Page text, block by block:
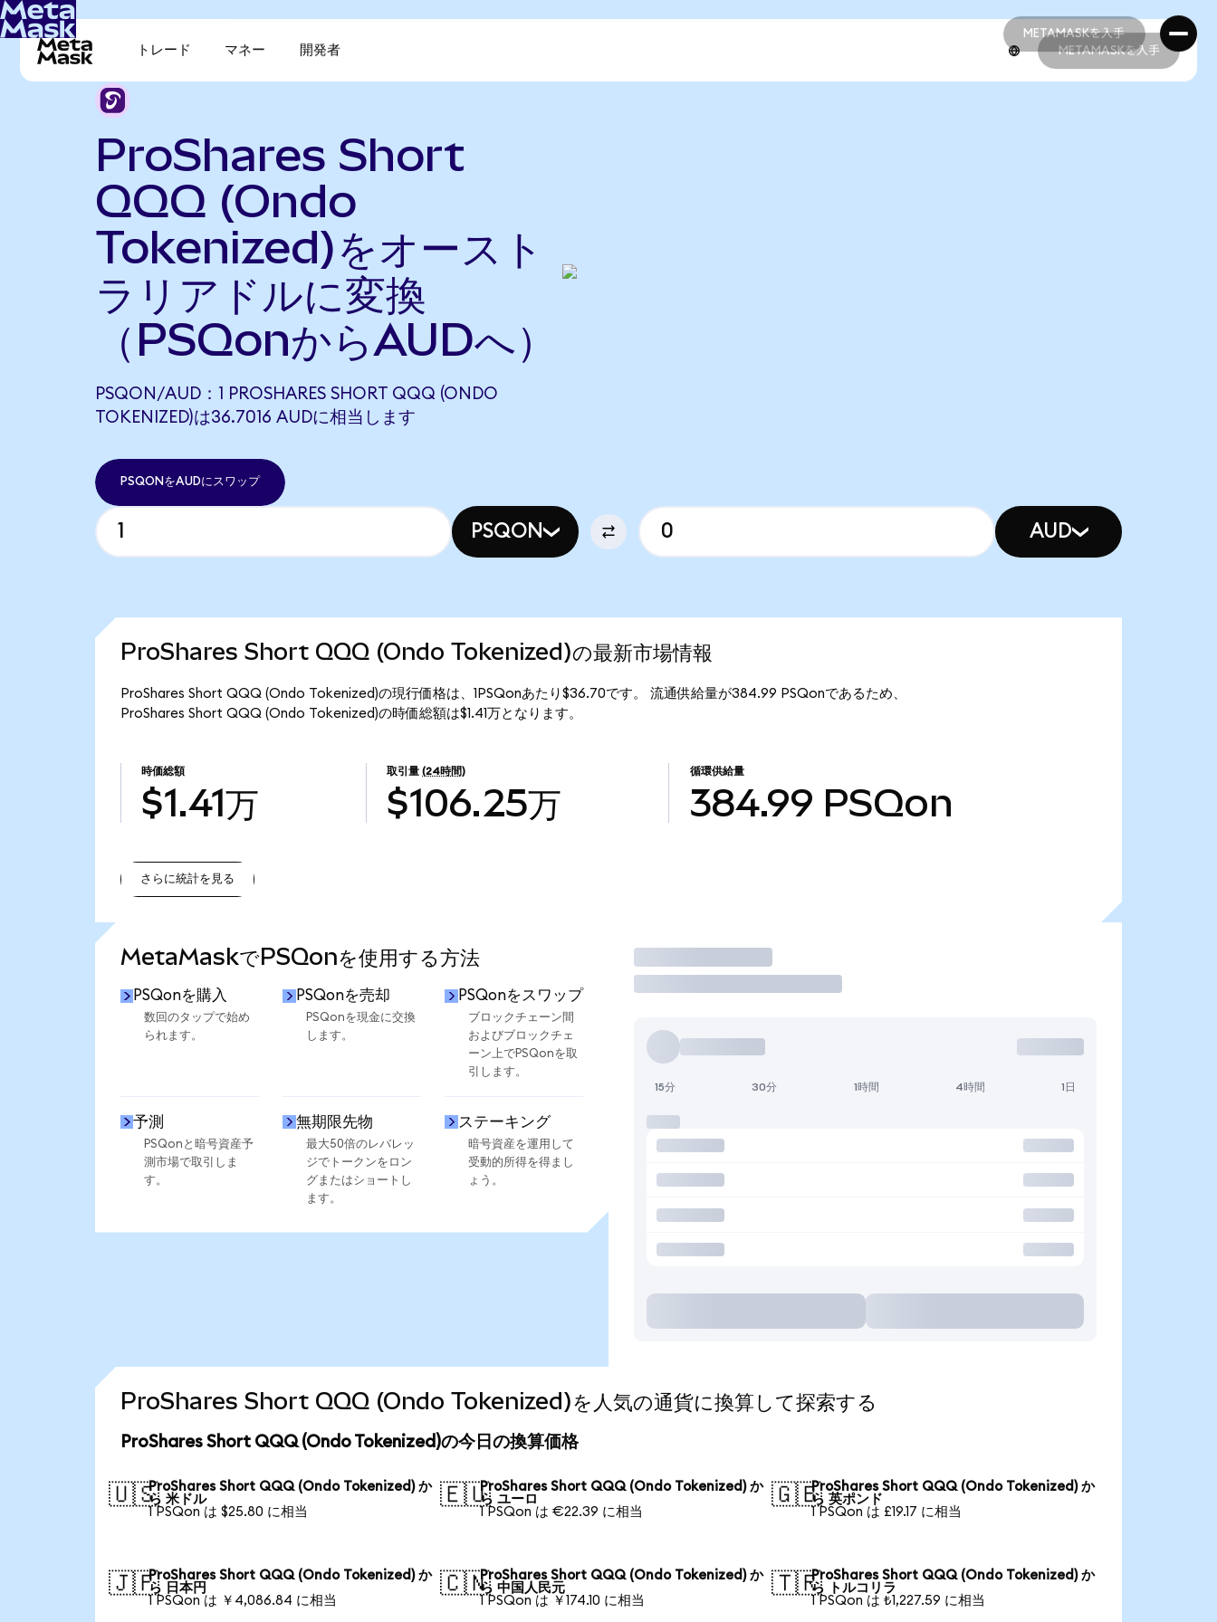
METAMASKを入手
METAMASKを入手
トレード マネー 開発者 METAMASKを入手
ProShares Short
QQQ (Ondo
Tokenized)をオースト
ラリアドルに変換
（PSQonからAUDへ）
PSQON/AUD：1 PROSHARES SHORT QQQ (ONDO
TOKENIZED)は36.7016 AUDに相当します
PSQONをAUDにスワップ
PSQON AUD
ProShares Short QQQ (Ondo Tokenized)の最新市場情報
ProShares Short QQQ (Ondo Tokenized)の現行価格は、1PSQonあたり$36.70です。 流通供給量が384.99 PSQonであるため、
ProShares Short QQQ (Ondo Tokenized)の時価総額は$1.41万となります。
時価総額
$1.41万
取引量 (24時間)
$106.25万
循環供給量
384.99 PSQon
さらに統計を見る
MetaMaskでPSQonを使用する方法
PSQonを購入
数回のタップで始め
られます。
PSQonを売却
PSQonを現金に交換
します。
PSQonをスワップ
ブロックチェーン間
およびブロックチェ
ーン上でPSQonを取
引します。
予測
PSQonと暗号資産予
測市場で取引しま
す。
無期限先物
最大50倍のレバレッ
ジでトークンをロン
グまたはショートし
ます。
ステーキング
暗号資産を運用して
受動的所得を得まし
ょう。
取引
15分 30分 1時間 4時間 1日
ProShares Short QQQ (Ondo Tokenized)を人気の通貨に換算して探索する
ProShares Short QQQ (Ondo Tokenized)の今日の換算価格
🇺🇸ProShares Short QQQ (Ondo Tokenized) か
ら 米ドル
1 PSQon は $25.80 に相当
🇪🇺ProShares Short QQQ (Ondo Tokenized) か
ら ユーロ
1 PSQon は €22.39 に相当
🇬🇧ProShares Short QQQ (Ondo Tokenized) か
ら 英ポンド
1 PSQon は £19.17 に相当
🇯🇵ProShares Short QQQ (Ondo Tokenized) か
ら 日本円
1 PSQon は ￥4,086.84 に相当
🇨🇳ProShares Short QQQ (Ondo Tokenized) か
ら 中国人民元
1 PSQon は ￥174.10 に相当
🇹🇷ProShares Short QQQ (Ondo Tokenized) か
ら トルコリラ
1 PSQon は ₺1,227.59 に相当